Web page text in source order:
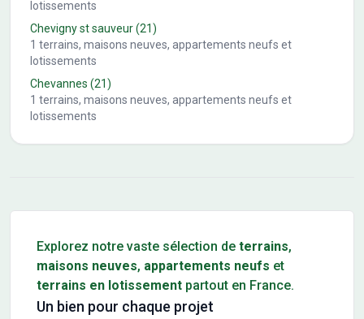
lotissements
Chevigny st sauveur(21)
1 terrains, maisons neuves, appartements neufs et
lotissements
Chevannes (21)
1 terrains, maisons neuves, appartements neufs et
lotissements
Explorez notre vaste sélection de terrains,
maisons neuves, appartements neufs et
terrains en lotissement partout en France.
Un bien pour chaque projet